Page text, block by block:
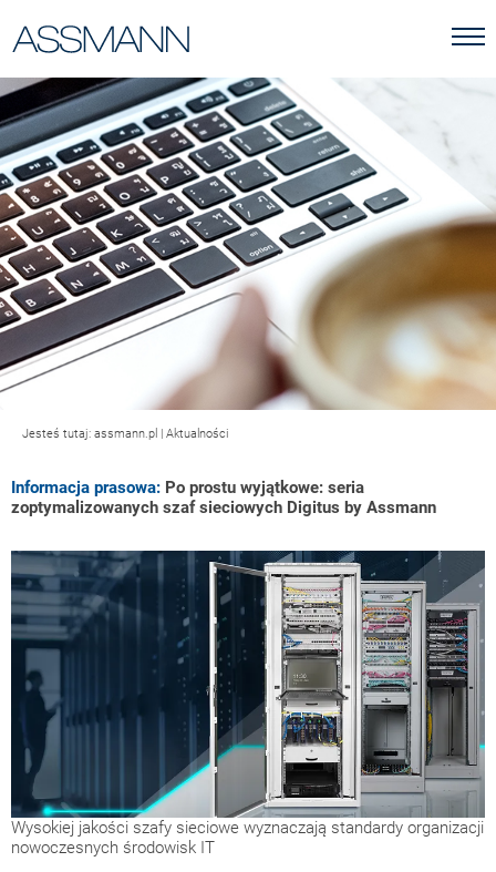
Jesteś tutaj: assmann.pl | Aktualności
Informacja prasowa: Po prostu wyjątkowe: seria
zoptymalizowanych szaf sieciowych Digitus by Assmann
Wysokiej jakości szafy sieciowe wyznaczają standardy organizacji
nowoczesnych środowisk IT